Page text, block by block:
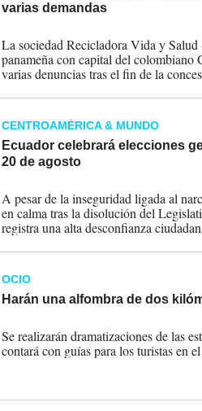
varias demandas
La sociedad Recicladora Vida y Salud
panameña con capital del colombiano
varias denuncias tras el fin de la
CENTROAMÉRICA & MUNDO
Ecuador celebrará elecciones
20 de agosto
A pesar de la inseguridad ligada al
en calma tras la disolución del
registra una alta desconfianza
OCIO
Harán una alfombra de dos
Se realizarán dramatizaciones de las
contará con guías para los turistas en